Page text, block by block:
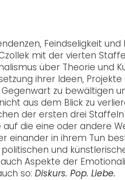
Feindseligkeit
mit der vierten
über Theorie und
ihrer Ideen,
zu bewältigen
aus dem Blick zu
der ersten drei
auf die eine oder andere
einander in ihrem Tun
und
Aspekte der
so: Diskurs. Pop. Liebe.